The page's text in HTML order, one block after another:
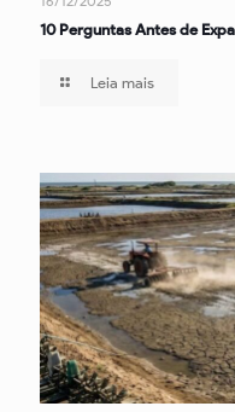
10 Perguntas Antes de
Leia mais